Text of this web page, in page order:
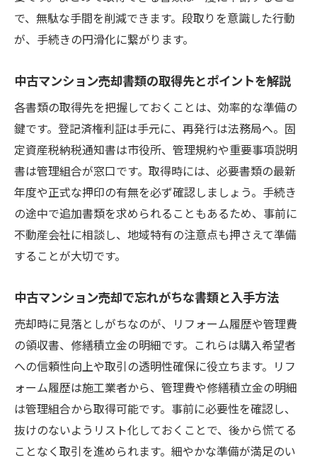
で、無駄な手間を削減できます。段取りを意識した行動
が、手続きの円滑化に繋がります。
中古マンション売却書類の取得先とポイントを解説
各書類の取得先を把握しておくことは、効率的な準備の
鍵です。登記済権利証は手元に、再発行は法務局へ。固
定資産税納税通知書は市役所、管理規約や重要事項説明
書は管理組合が窓口です。取得時には、必要書類の最新
年度や正式な押印の有無を必ず確認しましょう。手続き
の途中で追加書類を求められることもあるため、事前に
不動産会社に相談し、地域特有の注意点も押さえて準備
することが大切です。
中古マンション売却で忘れがちな書類と入手方法
売却時に見落としがちなのが、リフォーム履歴や管理費
の領収書、修繕積立金の明細です。これらは購入希望者
への信頼性向上や取引の透明性確保に役立ちます。リフ
ォーム履歴は施工業者から、管理費や修繕積立金の明細
は管理組合から取得可能です。事前に必要性を確認し、
抜けのないようリスト化しておくことで、後から慌てる
ことなく取引を進められます。細やかな準備が満足のい